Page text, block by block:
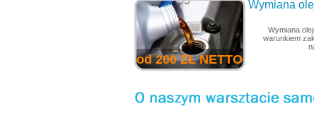
od 200 ZŁ NETTO
Wymiana
Wymiana
warunkiem